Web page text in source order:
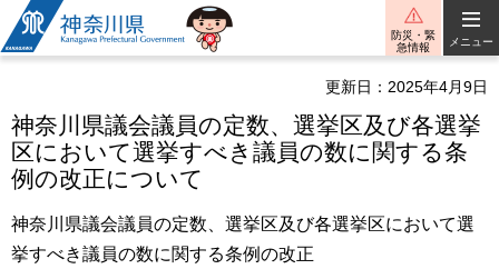
神奈川県
防災・緊
急情報
メニュー
更新日：2025年4月9日
神奈川県議会議員の定数、選挙区及び各選挙
区において選挙すべき議員の数に関する条
例の改正について
神奈川県議会議員の定数、選挙区及び各選挙区において選
挙すべき議員の数に関する条例の改正